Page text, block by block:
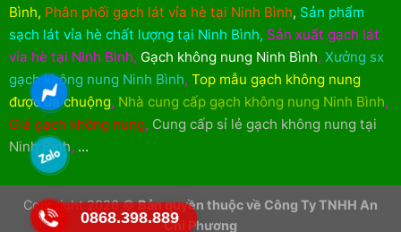
Bình, Phân phối gạch lát vỉa hè tại Ninh Bình, Sản phẩm
sạch lát vỉa hè chất lượng tại Ninh Bình, Sản xuất gạch lát
vỉa hè tại Ninh Bình, Gạch không nung Ninh Bình, Xưởng sx
gạch không nung Ninh Bình, Top mẫu gạch không nung
được ưa chuộng, Nhà cung cấp gạch không nung Ninh Bình,
Giá gạch không nung, Cung cấp sỉ lẻ gạch không nung tại
Ninh Bình, ...
Copyright 2026 ©Bản quyền thuộc về Công Ty TNHH An
Chi Phương
0868.398.889